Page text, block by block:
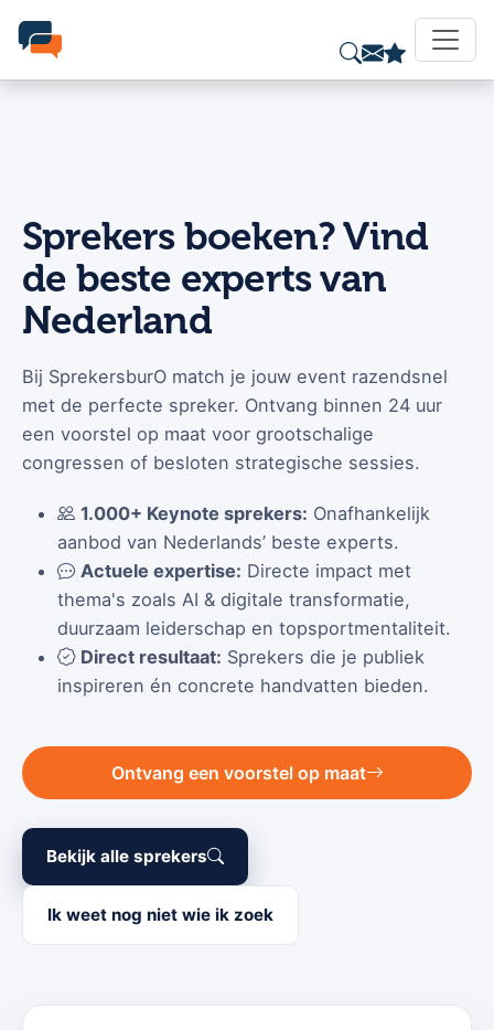
Sprekers boeken? Vind
de beste experts van
Nederland
Bij SprekersburO match je jouw event razendsnel
met de perfecte spreker. Ontvang binnen 24 uur
een voorstel op maat voor grootschalige
congressen of besloten strategische sessies.
1.000+ Keynote sprekers: Onafhankelijk
aanbod van Nederlands’ beste experts.
Actuele expertise: Directe impact met
thema's zoals AI & digitale transformatie,
duurzaam leiderschap en topsportmentaliteit.
Direct resultaat: Sprekers die je publiek
inspireren én concrete handvatten bieden.
Ontvang een voorstel op maat
Bekijk alle sprekers
Ik weet nog niet wie ik zoek